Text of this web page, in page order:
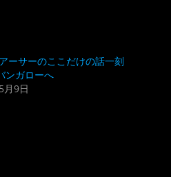
ーサーのここだけの話一刻
ンガローへ
月9日